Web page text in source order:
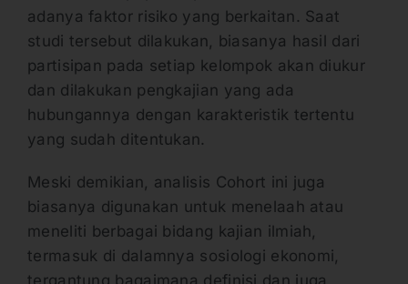
adanya faktor risiko yang berkaitan. Saat
studi tersebut dilakukan, biasanya hasil dari
partisipan pada setiap kelompok akan diukur
dan dilakukan pengkajian yang ada
hubungannya dengan karakteristik tertentu
yang sudah ditentukan.
Meski demikian, analisis Cohort ini juga
biasanya digunakan untuk menelaah atau
meneliti berbagai bidang kajian ilmiah,
termasuk di dalamnya sosiologi ekonomi,